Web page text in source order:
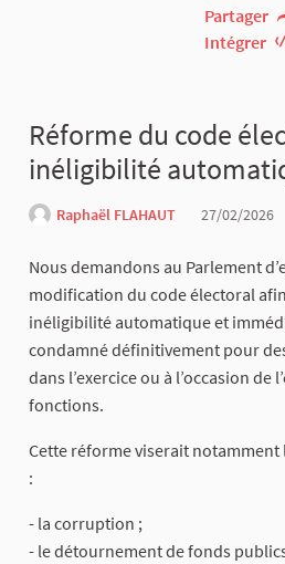
Partager
Intégrer
Réforme du code
inéligibilité
Raphaël FLAHAUT 27/02/2026
Nous demandons au Parlement
modification du code électoral
inéligibilité automatique et
condamné définitivement pour
dans l’exercice ou à l’occasion de
fonctions.
Cette réforme viserait
:
- la corruption ;
- le détournement de fonds